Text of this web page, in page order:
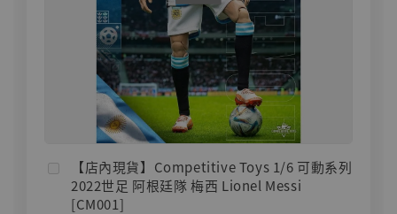
【店內現貨】Competitive Toys 1/6 可動系列
2022世足 阿根廷隊 梅西 Lionel Messi
[CM001]